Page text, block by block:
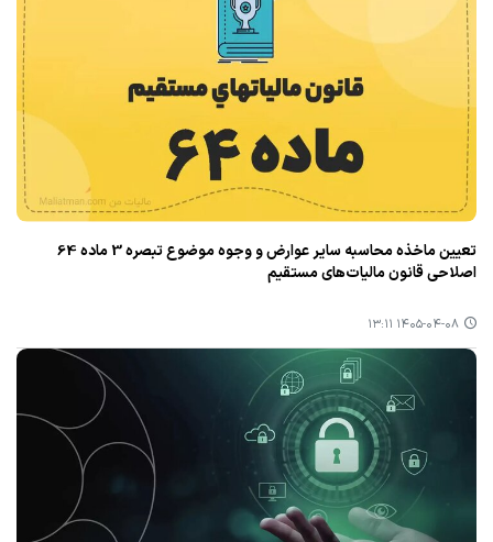
تعیین ماخذه محاسبه سایر عوارض و وجوه موضوع تبصره 3 ماده 64
اصلاحی قانون مالیات‌های مستقیم
۱۴۰۵-۰۴-۰۸ ۱۳:۱۱